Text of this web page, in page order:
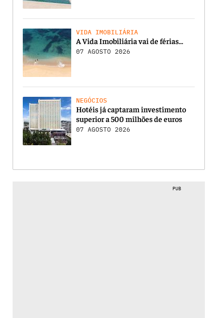
VIDA IMOBILIÁRIA
A Vida Imobiliária vai de férias…
07 AGOSTO 2026
NEGÓCIOS
Hotéis já captaram investimento
superior a 500 milhões de euros
07 AGOSTO 2026
PUB